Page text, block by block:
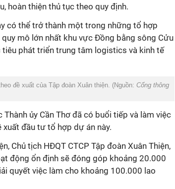
hoàn thiện thủ tục theo quy định.
có thể trở thành một trong những tổ hợp
mô lớn nhất khu vực Đồng bằng sông Cửu
phát triển trung tâm logistics và kinh tế
đề xuất của Tập đoàn Xuân thiện. (Nguồn: Cổng thông
ủy Cần Thơ đã có buổi tiếp và làm việc
xuất đầu tư tổ hợp dự án này.
Chủ tịch HĐQT CTCP Tập đoàn Xuân Thiện,
động ổn định sẽ đóng góp khoảng 20.000
quyết việc làm cho khoảng 100.000 lao